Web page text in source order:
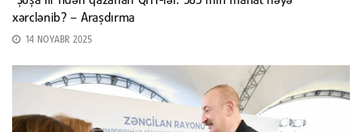
xərclənib? – Araşdırma
14 NOYABR 2025